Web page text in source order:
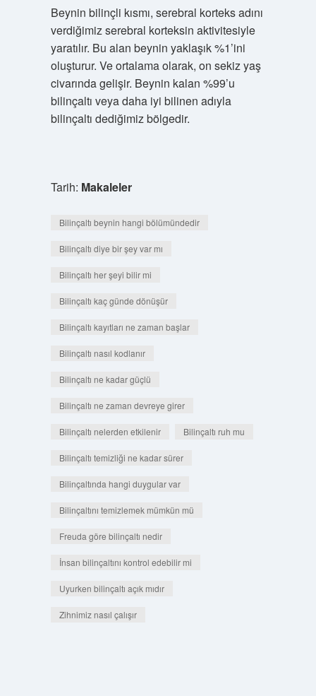
Beynin bilinçli kısmı, serebral korteks adını
verdiğimiz serebral korteksin aktivitesiyle
yaratılır. Bu alan beynin yaklaşık %1’ini
oluşturur. Ve ortalama olarak, on sekiz yaş
civarında gelişir. Beynin kalan %99’u
bilinçaltı veya daha iyi bilinen adıyla
bilinçaltı dediğimiz bölgedir.
Tarih: Makaleler
Bilinçaltı beynin hangi bölümündedir
Bilinçaltı diye bir şey var mı
Bilinçaltı her şeyi bilir mi
Bilinçaltı kaç günde dönüşür
Bilinçaltı kayıtları ne zaman başlar
Bilinçaltı nasıl kodlanır
Bilinçaltı ne kadar güçlü
Bilinçaltı ne zaman devreye girer
Bilinçaltı nelerden etkilenir Bilinçaltı ruh mu
Bilinçaltı temizliği ne kadar sürer
Bilinçaltında hangi duygular var
Bilinçaltını temizlemek mümkün mü
Freuda göre bilinçaltı nedir
İnsan bilinçaltını kontrol edebilir mi
Uyurken bilinçaltı açık mıdır
Zihnimiz nasıl çalışır